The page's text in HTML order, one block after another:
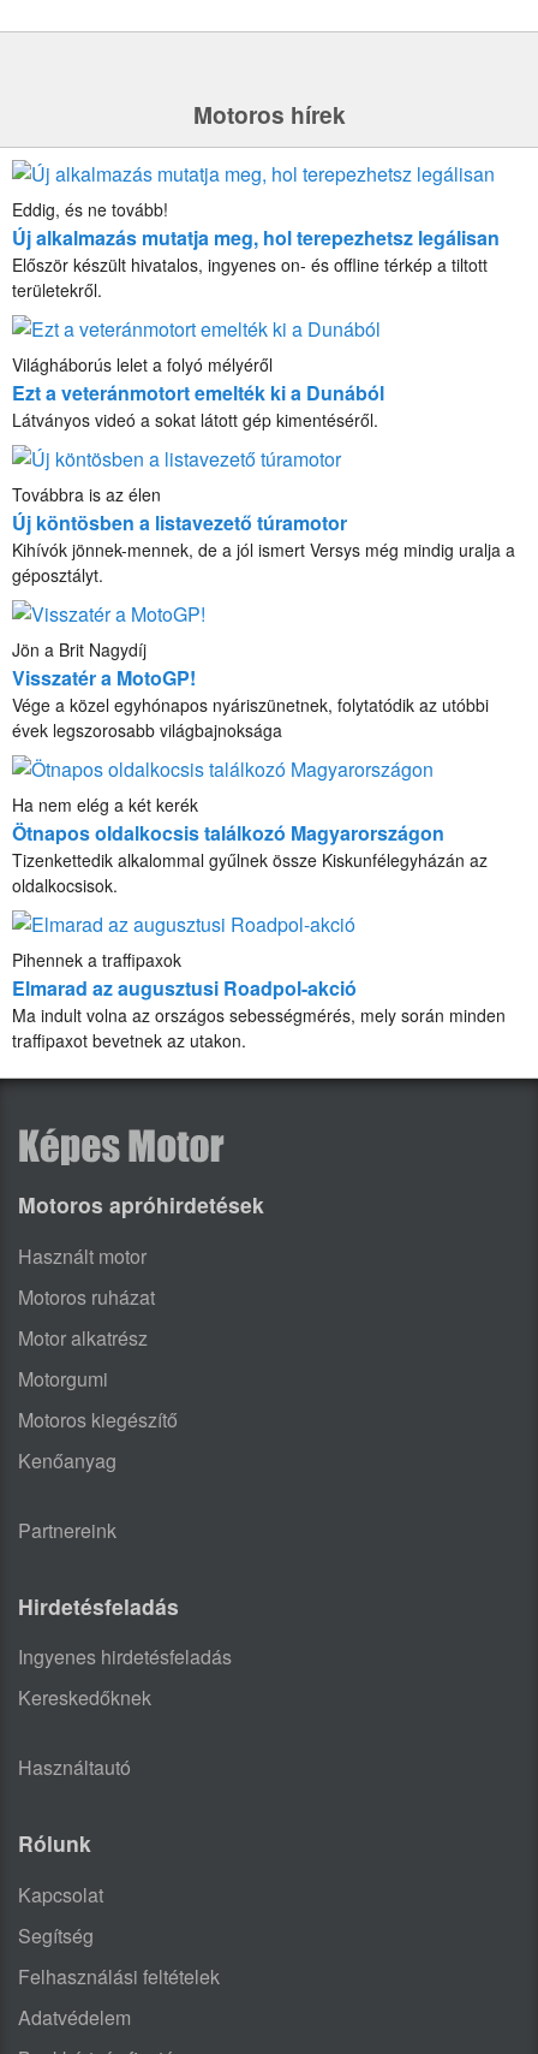
Motoros hírek
Eddig, és ne tovább!
Új alkalmazás mutatja meg, hol terepezhetsz legálisan
Először készült hivatalos, ingyenes on- és offline térkép a tiltott
területekről.
Világháborús lelet a folyó mélyéről
Ezt a veteránmotort emelték ki a Dunából
Látványos videó a sokat látott gép kimentéséről.
Továbbra is az élen
Új köntösben a listavezető túramotor
Kihívók jönnek-mennek, de a jól ismert Versys még mindig uralja a
géposztályt.
Jön a Brit Nagydíj
Visszatér a MotoGP!
Vége a közel egyhónapos nyáriszünetnek, folytatódik az utóbbi
évek legszorosabb világbajnoksága
Ha nem elég a két kerék
Ötnapos oldalkocsis találkozó Magyarországon
Tizenkettedik alkalommal gyűlnek össze Kiskunfélegyházán az
oldalkocsisok.
Pihennek a traffipaxok
Elmarad az augusztusi Roadpol-akció
Ma indult volna az országos sebességmérés, mely során minden
traffipaxot bevetnek az utakon.
Motoros apróhirdetések
Használt motor
Motoros ruházat
Motor alkatrész
Motorgumi
Motoros kiegészítő
Kenőanyag
Partnereink
Hirdetésfeladás
Ingyenes hirdetésfeladás
Kereskedőknek
Használtautó
Rólunk
Kapcsolat
Segítség
Felhasználási feltételek
Adatvédelem